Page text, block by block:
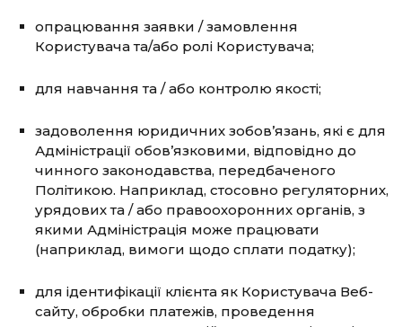
опрацювання заявки / замовлення
Користувача та/або ролі Користувача;
для навчання та / або контролю якості;
задоволення юридичних зобов’язань, які є для
Адміністрації обов’язковими, відповідно до
чинного законодавства, передбаченого
Політикою. Наприклад, стосовно регуляторних,
урядових та / або правоохоронних органів, з
якими Адміністрація може працювати
(наприклад, вимоги щодо сплати податку);
для ідентифікації клієнта як Користувача Веб-
сайту, обробки платежів, проведення